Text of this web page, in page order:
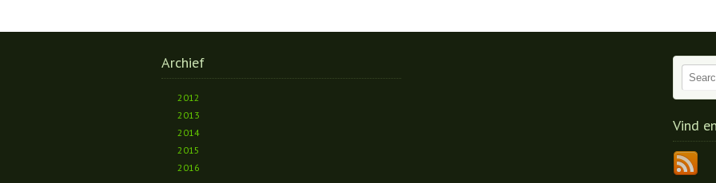
Archief
2012
2013
2014
2015
2016
Vind